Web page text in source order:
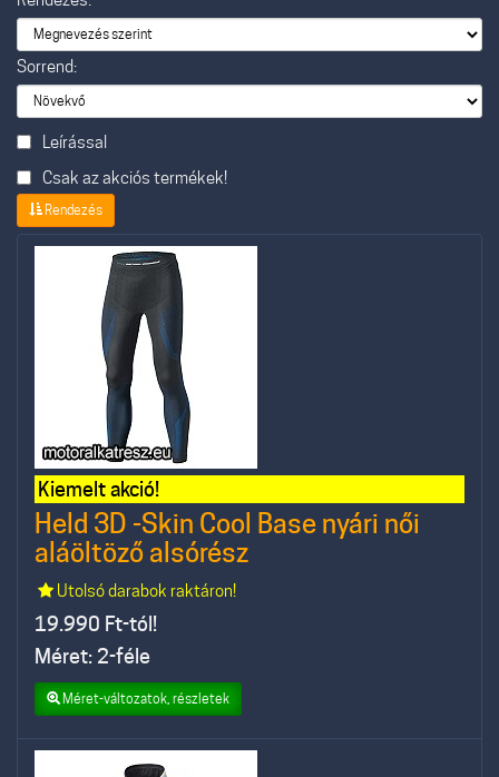
Sorrend:
Leírással
Csak az akciós termékek!
Rendezés
Kiemelt akció!
Held 3D -Skin Cool Base nyári női
aláöltöző alsórész
Utolsó darabok raktáron!
19.990 Ft-tól!
Méret: 2-féle
Méret-változatok, részletek